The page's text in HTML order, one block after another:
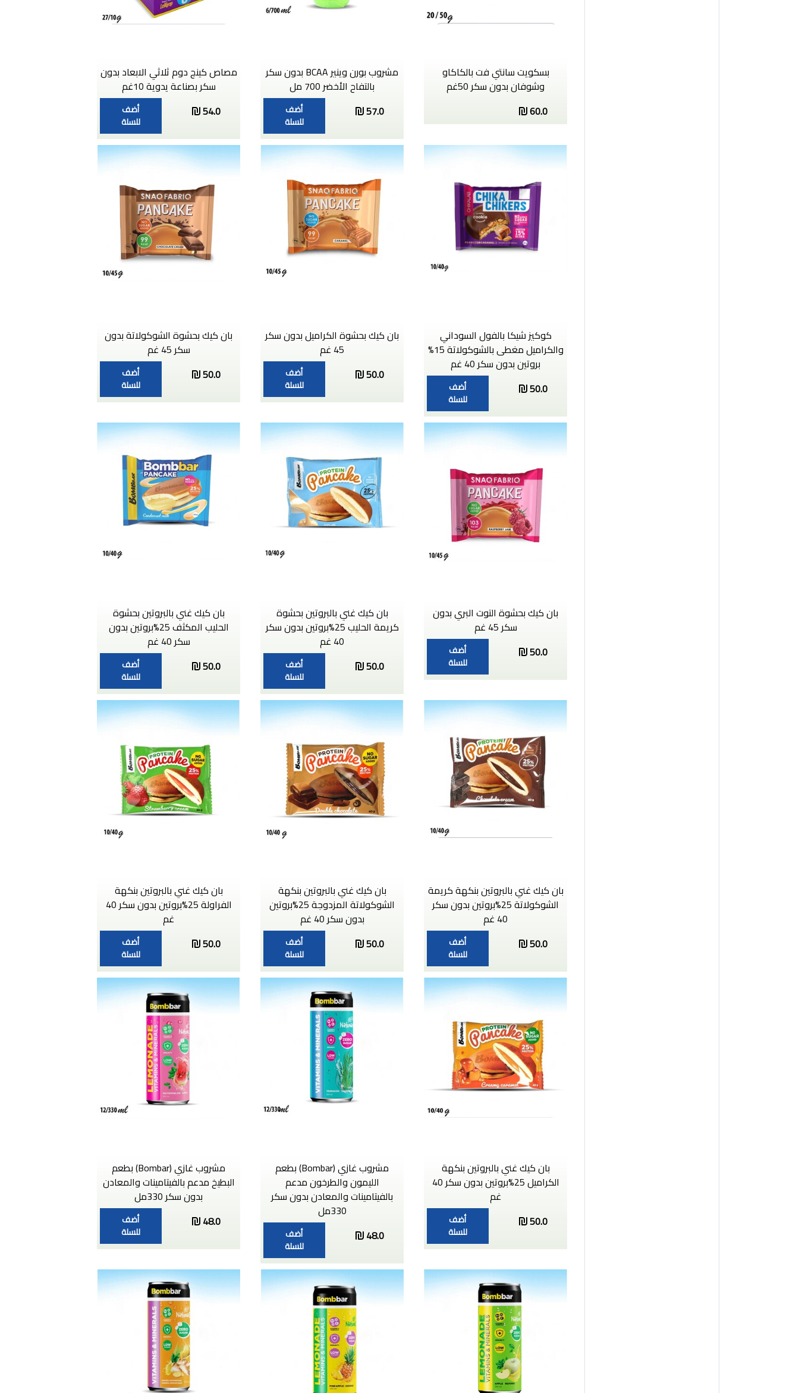
بسكويت سانتي فت بالكاكاو
وشوفان بدون سكر 50غم
60.0
مشروب بورن وينير BCAA بدون سكر
بالتفاح الأخضر 700 مل
57.0
أضف
للسلة
مصاص كينج دوم ثلاثي الابعاد بدون
سكر بصناعة يدوية 10غم
54.0
أضف
للسلة
كوكيز شيكا بالفول السوداني
والكراميل مغطى بالشوكولاتة 15%
بروتين بدون سكر 40 غم
50.0
أضف
للسلة
بان كيك بحشوة الكراميل بدون سكر
45 غم
50.0
أضف
للسلة
بان كيك بحشوة الشوكولاتة بدون
سكر 45 غم
50.0
أضف
للسلة
بان كيك بحشوة التوت البري بدون
سكر 45 غم
50.0
أضف
للسلة
بان كيك غني بالبروتين بحشوة
كريمة الحليب 25%بروتين بدون سكر
40 غم
50.0
أضف
للسلة
بان كيك غني بالبروتين بحشوة
الحليب المكثف 25%بروتين بدون
سكر 40 غم
50.0
أضف
للسلة
بان كيك غني بالبروتين بنكهة كريمة
الشوكولاتة 25%بروتين بدون سكر
40 غم
50.0
أضف
للسلة
بان كيك غني بالبروتين بنكهة
الشوكولاتة المزدوجة 25%بروتين
بدون سكر 40 غم
50.0
أضف
للسلة
بان كيك غني بالبروتين بنكهة
الفراولة 25%بروتين بدون سكر 40
غم
50.0
أضف
للسلة
بان كيك غني بالبروتين بنكهة
الكراميل 25%بروتين بدون سكر 40
غم
50.0
أضف
للسلة
مشروب غازي (Bombar) بطعم
الليمون والطرخون مدعم
بالفيتامينات والمعادن بدون سكر
330مل
48.0
أضف
للسلة
مشروب غازي (Bombar) بطعم
البطيخ مدعم بالفيتامينات والمعادن
بدون سكر 330مل
48.0
أضف
للسلة